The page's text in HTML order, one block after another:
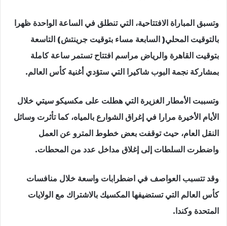
وتسبق المباراة الافتتاحية، التي تنطلق في الساعة الواحدة ظهرا
بالتوقيت المحلي( السابعة مساء بتوقيت جرينتش) التاسعة
بتوقيت القاهرة والرياض مراسم افتتاح تستمر ساعة كاملة
بمشاركة نجمة البوب شاكيرا التي ستؤدي أغنية كأس العالم.
وتسببت الأمطار الغزيرة التي هطلت على مكسيكو سيتي خلال
الأيام الأخيرة مرارا في إغراق الشوارع بالمياه، كما تأثرت وسائل
النقل العام، حيث توقفت بعض خطوط المترو عن العمل
واضطرت السلطات إلى إغلاق مداخل عدد من المحطات.
وقد تتسبب العواصف في اضطرابات واسعة خلال منافسات
كأس العالم التي تستضيفها المكسيك بالاشتراك مع الولايات
المتحدة وكندا.